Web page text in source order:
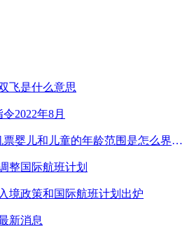
飞是什么意思
2022年8月
网上购买机票，机票婴儿和儿童的年龄范围是怎么界定的？
整国际航班计划
境政策和国际航班计划出炉
新消息